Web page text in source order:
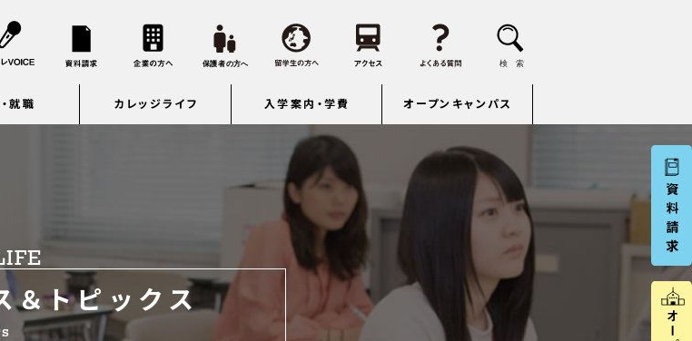
就職 カレッジライフ 入学案内・学費 オープンキャンパス
＆トピックス